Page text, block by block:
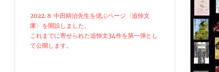
2022.８ 中田耕治先生を偲ぶページ〈追悼文
庫〉を開設しました。
これまでに寄せられた追悼文34作を第一弾とし
て公開します。